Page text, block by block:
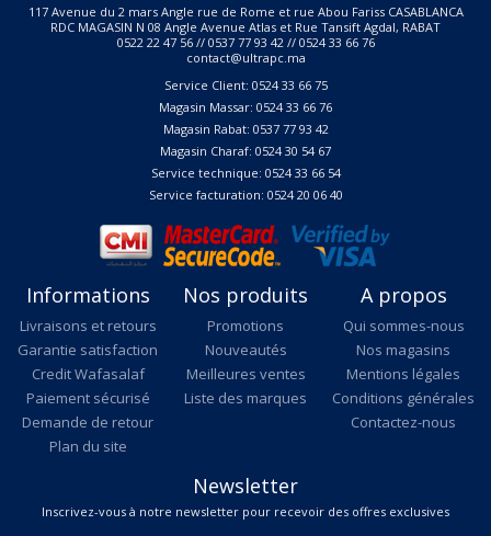
117 Avenue du 2 mars Angle rue de Rome et rue Abou Fariss CASABLANCA
RDC MAGASIN N 08 Angle Avenue Atlas et Rue Tansift Agdal, RABAT
0522 22 47 56 // 0537 77 93 42 // 0524 33 66 76
contact@ultrapc.ma
Service Client: 0524 33 66 75
Magasin Massar: 0524 33 66 76
Magasin Rabat: 0537 77 93 42
Magasin Charaf: 0524 30 54 67
Service technique: 0524 33 66 54
Service facturation: 0524 20 06 40
Informations
Livraisons et retours
Garantie satisfaction
Credit Wafasalaf
Paiement sécurisé
Demande de retour
Plan du site
Nos produits
Promotions
Nouveautés
Meilleures ventes
Liste des marques
A propos
Qui sommes-nous
Nos magasins
Mentions légales
Conditions générales
Contactez-nous
Newsletter
Inscrivez-vous à notre newsletter pour recevoir des offres exclusives